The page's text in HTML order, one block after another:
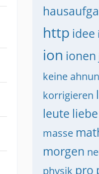
http idee
ion ionen
keine
korrigieren
leute liebe
masse
morgen
physik pro